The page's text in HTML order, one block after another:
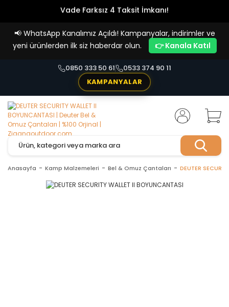
Vade Farksız 4 Taksit İmkanı!
📢 WhatsApp Kanalımız Açıldı! Kampanyalar, indirimler ve
yeni ürünlerden ilk siz haberdar olun.
👉 Kanala Katıl
0850 333 50 61
0533 374 90 11
KAMPANYALAR
Anasayfa Kamp Malzemeleri Bel & Omuz Çantaları DEUTER